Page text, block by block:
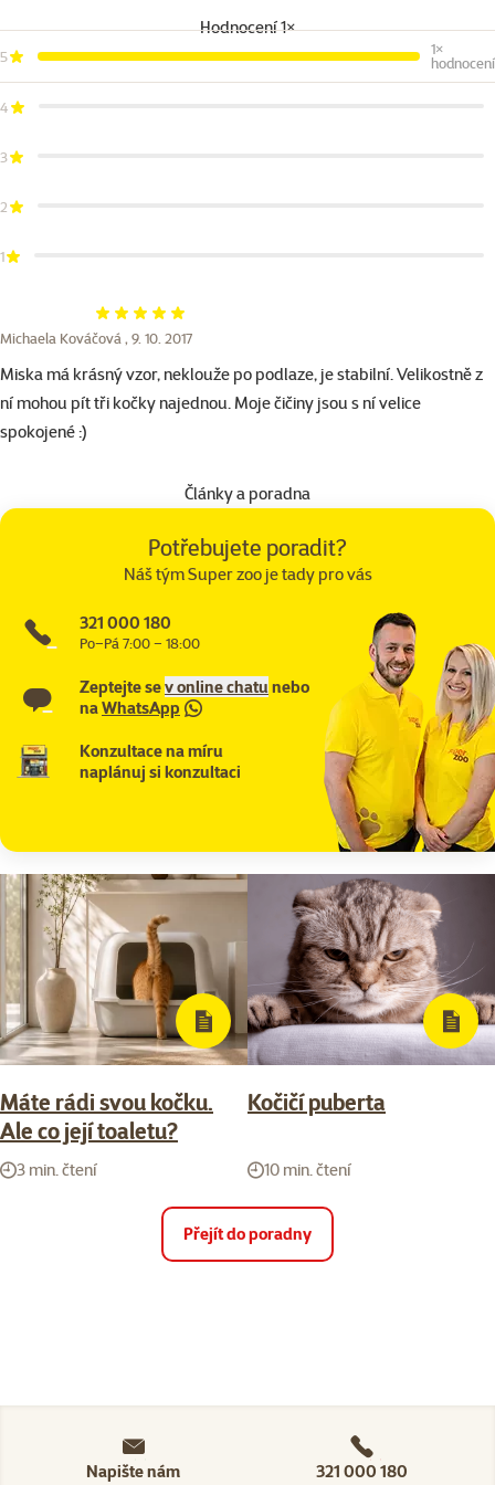
Hodnocení 1×
5
1×
hodnocení
4
3
2
1
Hodnocení 100%
Michaela Kováčová , 9. 10. 2017
Miska má krásný vzor, neklouže po podlaze, je stabilní. Velikostně z
ní mohou pít tři kočky najednou. Moje čičiny jsou s ní velice
spokojené :)
Články a poradna
Potřebujete poradit?
Náš tým Super zoo je tady pro vás
321 000 180
Po–Pá 7:00 – 18:00
Zeptejte sev online chatunebo
naWhatsApp
Konzultace na míru
naplánuj si konzultaci
Máte rádi svou kočku.
Ale co její toaletu?
3 min. čtení
Kočičí puberta
10 min. čtení
Přejít do poradny
Napište nám 321 000 180